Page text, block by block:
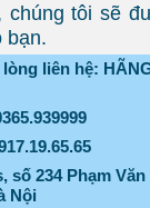
tôi sẽ
bạn.
liên hệ:
số 234 Phạm
Nội